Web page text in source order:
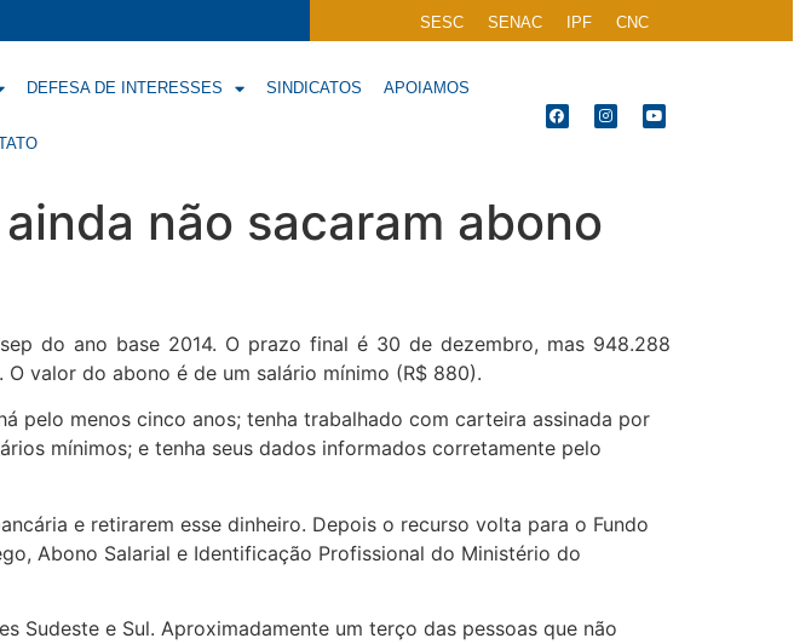
SESC SENAC IPF CNC
DEFESA DE INTERESSES SINDICATOS APOIAMOS
não sacaram abono
do ano base 2014. O prazo final é 30 de dezembro, mas 948.288
valor do abono é de um salário mínimo (R$ 880).
pelo menos cinco anos; tenha trabalhado com carteira assinada por
mínimos; e tenha seus dados informados corretamente pelo
e retirarem esse dinheiro. Depois o recurso volta para o Fundo
Abono Salarial e Identificação Profissional do Ministério do
Sudeste e Sul. Aproximadamente um terço das pessoas que não